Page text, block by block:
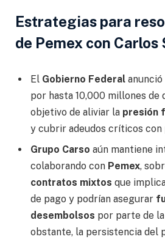
Estrategias para
de Pemex con Carlos
El Gobierno Federal anunció
por hasta 10,000 millones de
objetivo de aliviar la presión
y cubrir adeudos críticos con
Grupo Carso aún mantiene
colaborando con Pemex,
contratos mixtos que
de pago y podrían asegurar
desembolsos por parte de la
obstante, la persistencia del